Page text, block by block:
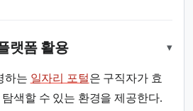
랫폼 활용 ▾
하는 일자리 포털은 구직자가 효
탐색할 수 있는 환경을 제공한다.